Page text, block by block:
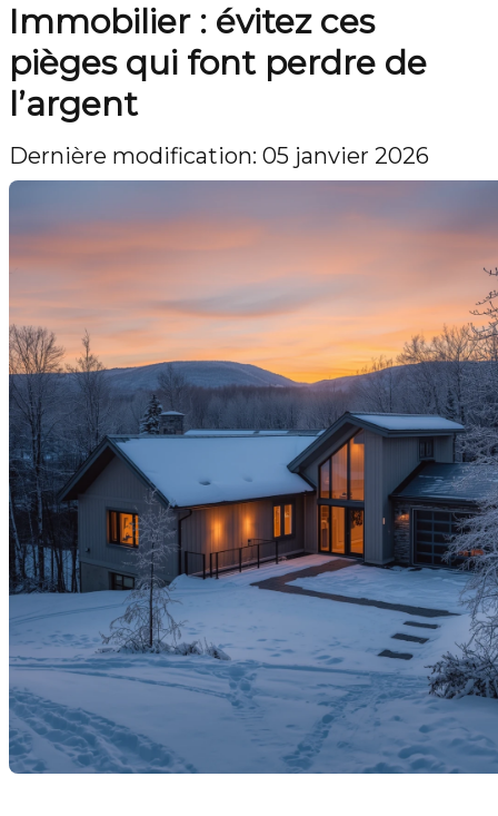
Immobilier : évitez ces
pièges qui font perdre de
l’argent
Dernière modification: 05 janvier 2026